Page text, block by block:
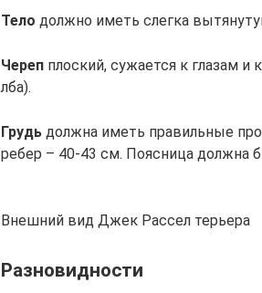
Тело должно иметь слегка
Череп плоский, сужается к глазам и
лба).
Грудь должна иметь правильные
ребер – 40-43 см. Поясница должна
Внешний вид Джек Рассел терьера
Разновидности